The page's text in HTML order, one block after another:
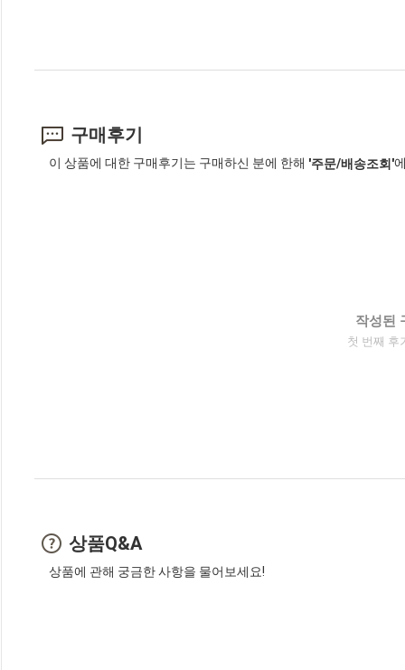
구매후기
이 상품에 대한 구매후기는 구매하신 분에 한해 '주문/배송조회'
작성된
첫 번째 후
상품Q&A
상품에 관해 궁금한 사항을 물어보세요!